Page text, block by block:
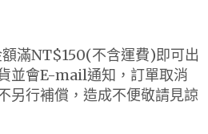
滿NT$150(不含運費)即可出
並會E-mail通知，訂單取消
另行補償，造成不便敬請見諒